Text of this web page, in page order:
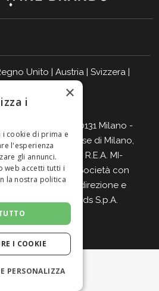
Unito Austria| Svizzera|
Belgio
Viale Abruzzi 94, 20131 Milano -
Registro Imprese di Milano,
04642870960 - R.E.A. MI-
Euro 500.000 i.v. Società con
all’attività di direzione e
diItalian Wine Brands S.p.A.
×
i
i cookie di prima e
l'esperienza
gli annunci.
web accetti tutti i
la nostra politica
I COOKIE
PERSONALIZZA